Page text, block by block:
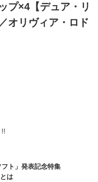
プ×4【デュア・リ
オリヴィア・ロド
!!
ト」発表記念特集
は